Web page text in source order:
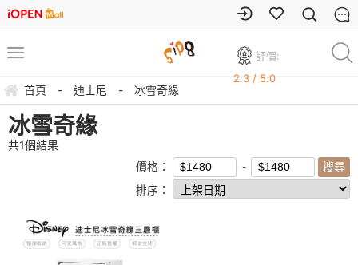
評價:
2.3 / 5.0
首頁 - 迪士尼 - 冰雪奇緣
冰雪奇緣
共1個結果
價格：
排序：